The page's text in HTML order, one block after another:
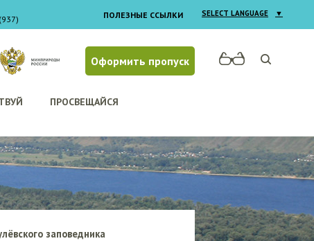
SELECT LANGUAGE ▼
ПОЛЕЗНЫЕ ССЫЛКИ
Оформить пропуск
ПРОСВЕЩАЙСЯ
заповедника